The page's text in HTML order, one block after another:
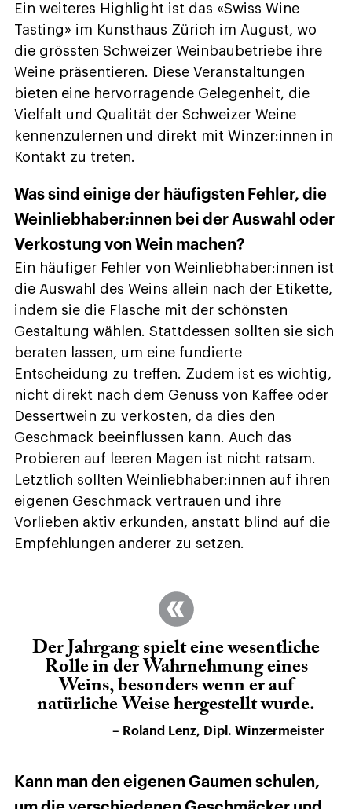
Ein weiteres Highlight ist das «Swiss Wine
Tasting» im Kunsthaus Zürich im August, wo
die grössten Schweizer Weinbaubetriebe ihre
Weine präsentieren. Diese Veranstaltungen
bieten eine hervorragende Gelegenheit, die
Vielfalt und Qualität der Schweizer Weine
kennenzulernen und direkt mit Winzer:innen in
Kontakt zu treten.
Was sind einige der häufigsten Fehler, die
Weinliebhaber:innen bei der Auswahl oder
Verkostung von Wein machen?
Ein häufiger Fehler von Weinliebhaber:innen ist
die Auswahl des Weins allein nach der Etikette,
indem sie die Flasche mit der schönsten
Gestaltung wählen. Stattdessen sollten sie sich
beraten lassen, um eine fundierte
Entscheidung zu treffen. Zudem ist es wichtig,
nicht direkt nach dem Genuss von Kaffee oder
Dessertwein zu verkosten, da dies den
Geschmack beeinflussen kann. Auch das
Probieren auf leeren Magen ist nicht ratsam.
Letztlich sollten Weinliebhaber:innen auf ihren
eigenen Geschmack vertrauen und ihre
Vorlieben aktiv erkunden, anstatt blind auf die
Empfehlungen anderer zu setzen.
Der Jahrgang spielt eine wesentliche
Rolle in der Wahrnehmung eines
Weins, besonders wenn er auf
natürliche Weise hergestellt wurde.
– Roland Lenz, Dipl. Winzermeister
Kann man den eigenen Gaumen schulen,